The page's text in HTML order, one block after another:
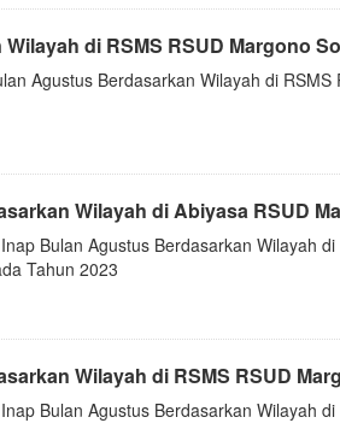
di RSMS RSUD Margono
Agustus Berdasarkan Wilayah di
Wilayah di Abiyasa RSUD
Bulan Agustus Berdasarkan Wilayah
Tahun 2023
Wilayah di RSMS RSUD
Bulan Agustus Berdasarkan Wilayah